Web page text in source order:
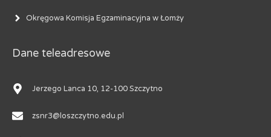
Okręgowa Komisja Egzaminacyjna w Łomży
Dane teleadresowe
Jerzego Lanca 10, 12-100 Szczytno
zsnr3@loszczytno.edu.pl